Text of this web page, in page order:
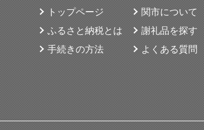
トップページ
関市について
ふるさと納税とは
謝礼品を探す
手続きの方法
よくある質問